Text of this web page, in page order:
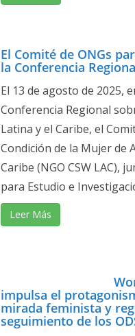
El Comité de ONGs
la Conferencia
El 13 de agosto de 2025,
Conferencia Regional
Latina y el Caribe, el
Condición de la Mujer de
Caribe (NGO CSW LAC),
para Estudio e
Leer Más
impulsa el
mirada feminista y
seguimiento de los